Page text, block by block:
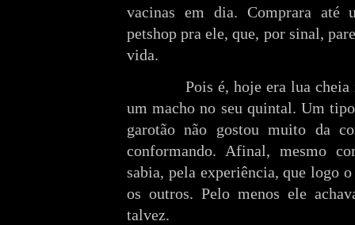
vacinas em dia. Comprara até
petshop pra ele, que, por sinal,
vida.
Pois é, hoje era lua
um macho no seu quintal. Um
garotão não gostou muito da
conformando. Afinal, mesmo
sabia, pela experiência, que logo
os outros. Pelo menos ele
talvez.